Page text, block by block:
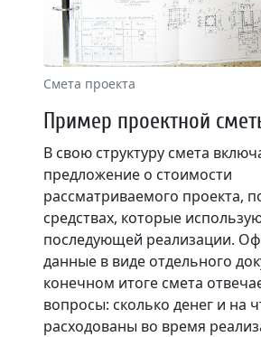
Смета проекта
Пример проектной
В свою структуру смета
предложение о стоимости
рассматриваемого проекта,
средствах, которые
последующей реализации.
данные в виде отдельного
конечном итоге смета
вопросы: сколько денег и на
расходованы во время